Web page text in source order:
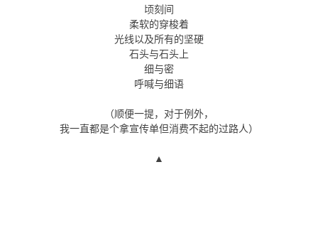
顷刻间
柔软的穿梭着
光线以及所有的坚硬
石头与石头上
细与密
呼喊与细语
（顺便一提，对于例外，
我一直都是个拿宣传单但消费不起的过路人）
▲